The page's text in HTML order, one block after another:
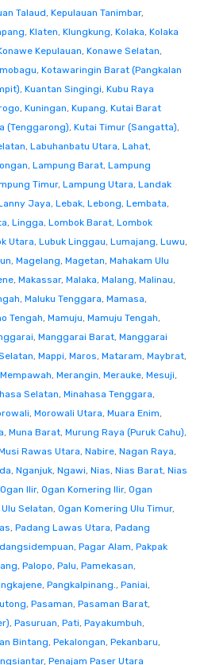
Talaud, Kepulauan Tanimbar,
, Klaten, Klungkung, Kolaka, Kolaka
Kepulauan, Konawe Selatan,
, Kotawaringin Barat (Pangkalan
, Kuantan Singingi, Kubu Raya
, Kuningan, Kupang, Kutai Barat
(Tenggarong), Kutai Timur (Sangatta),
, Labuhanbatu Utara, Lahat,
, Lampung Barat, Lampung
Timur, Lampung Utara, Landak
Jaya, Lebak, Lebong, Lembata,
, Lingga, Lombok Barat, Lombok
Utara, Lubuk Linggau, Lumajang, Luwu,
, Magelang, Magetan, Mahakam Ulu
, Makassar, Malaka, Malang, Malinau,
, Maluku Tenggara, Mamasa,
Tengah, Mamuju, Mamuju Tengah,
, Manggarai Barat, Manggarai
, Mappi, Maros, Mataram, Maybrat,
Mempawah, Merangin, Merauke, Mesuji,
Selatan, Minahasa Tenggara,
, Morowali Utara, Muara Enim,
, Muna Barat, Murung Raya (Puruk Cahu),
Rawas Utara, Nabire, Nagan Raya,
, Nganjuk, Ngawi, Nias, Nias Barat, Nias
Ogan Ilir, Ogan Komering Ilir, Ogan
Selatan, Ogan Komering Ulu Timur,
, Padang Lawas Utara, Padang
, Pagar Alam, Pakpak
, Palopo, Palu, Pamekasan,
, Pangkalpinang., Paniai,
, Pasaman, Pasaman Barat,
, Pasuruan, Pati, Payakumbuh,
Bintang, Pekalongan, Pekanbaru,
, Penajam Paser Utara